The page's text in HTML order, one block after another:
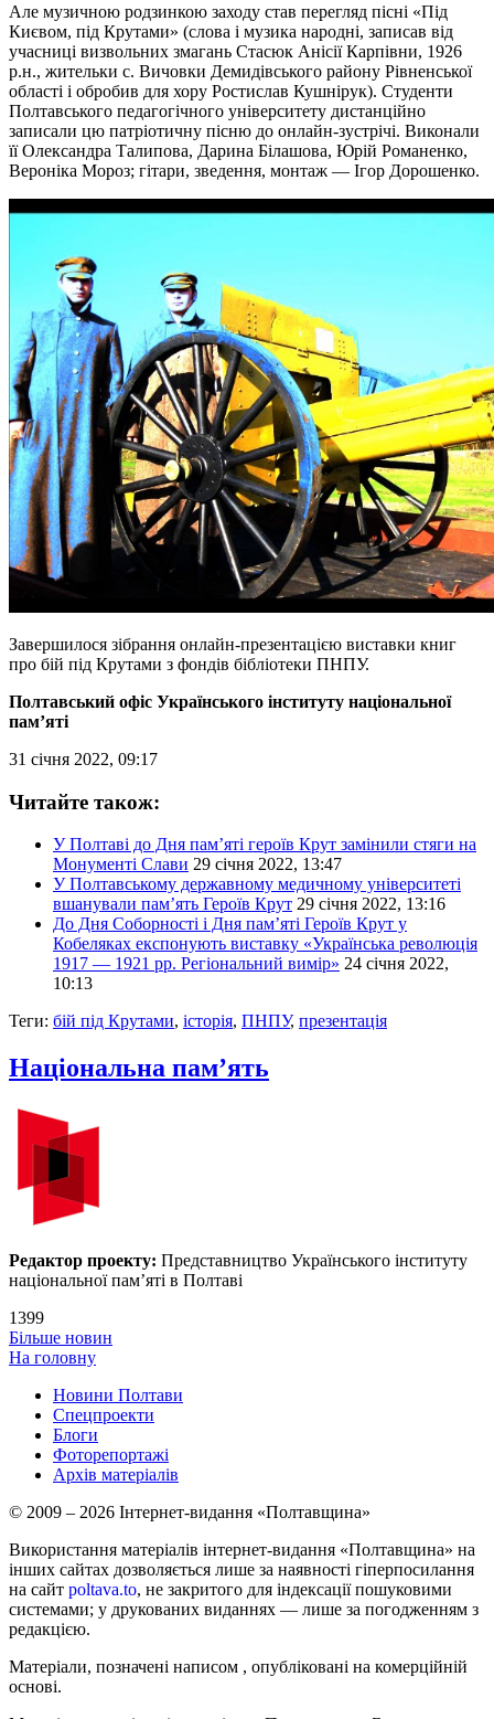
Але музичною родзинкою заходу став перегляд пісні «Під
Києвом, під Крутами» (слова і музика народні, записав від
учасниці визвольних змагань Стасюк Анісії Карпівни, 1926
р.н., жительки с. Вичовки Демидівського району Рівненської
області і обробив для хору Ростислав Кушнірук). Студенти
Полтавського педагогічного університету дистанційно
записали цю патріотичну пісню до онлайн-зустрічі. Виконали
її Олександра Талипова, Дарина Білашова, Юрій Романенко,
Вероніка Мороз; гітари, зведення, монтаж — Ігор Дорошенко.
Завершилося зібрання онлайн-презентацією виставки книг
про бій під Крутами з фондів бібліотеки ПНПУ.
Полтавський офіс Українського інституту національної
пам’яті
31 січня 2022, 09:17
Читайте також:
У Полтаві до Дня пам’яті героїв Крут замінили стяги на
Монументі Слави 29 січня 2022, 13:47
У Полтавському державному медичному університеті
вшанували пам’ять Героїв Крут 29 січня 2022, 13:16
До Дня Соборності і Дня пам’яті Героїв Крут у
Кобеляках експонують виставку «Українська революція
1917 — 1921 рр. Регіональний вимір» 24 січня 2022,
10:13
Теги: бій під Крутами, історія, ПНПУ, презентація
Національна пам’ять
Редактор проекту: Представництво Українського інституту
національної пам’яті в Полтаві
1399
Більше новин
На головну
Новини Полтави
Спецпроекти
Блоги
Фоторепортажі
Архів матеріалів
© 2009 – 2026 Інтернет-видання «Полтавщина»
Використання матеріалів інтернет-видання «Полтавщина» на
інших сайтах дозволяється лише за наявності гіперпосилання
на сайт poltava.to, не закритого для індексації пошуковими
системами; у друкованих виданнях — лише за погодженням з
редакцією.
Матеріали, позначені написом , опубліковані на комерційній
основі.